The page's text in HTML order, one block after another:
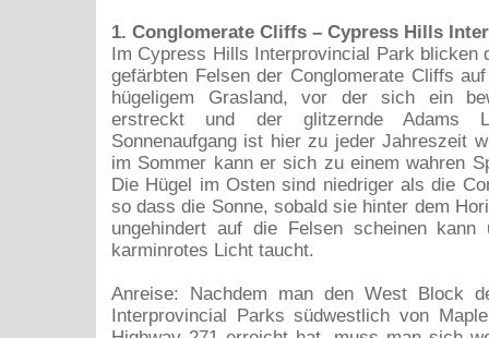
1. Conglomerate Cliffs – Cypress Hills
Im Cypress Hills Interprovincial Park blicken
gefärbten Felsen der Conglomerate Cliffs
hügeligem Grasland, vor der sich ein
erstreckt und der glitzernde Adams
Sonnenaufgang ist hier zu jeder Jahreszeit
im Sommer kann er sich zu einem wahren
Die Hügel im Osten sind niedriger als die
so dass die Sonne, sobald sie hinter dem
ungehindert auf die Felsen scheinen
karminrotes Licht taucht.
Anreise: Nachdem man den West Block
Interprovincial Parks südwestlich von